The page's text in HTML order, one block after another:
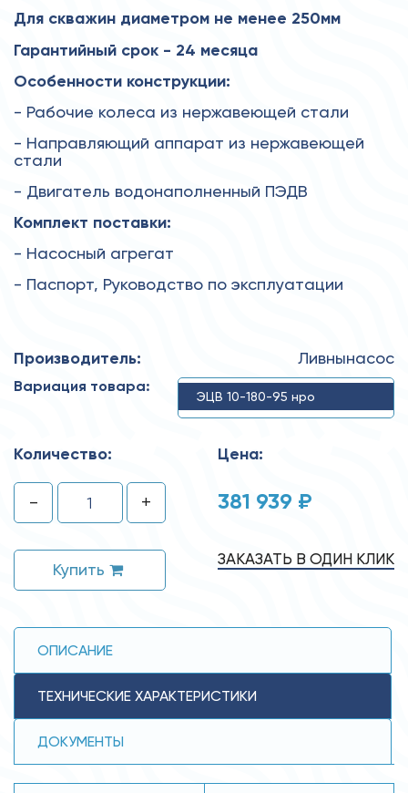
Для скважин диаметром не менее 250мм
Гарантийный срок - 24 месяца
Особенности конструкции:
- Рабочие колеса из нержавеющей стали
- Направляющий аппарат из нержавеющей
стали
- Двигатель водонаполненный ПЭДВ
Комплект поставки:
- Насосный агрегат
- Паспорт, Руководство по эксплуатации
Производитель: Ливнынасос
Вариация товара:
ЭЦВ 10-180-95 нро
Количество:
- +
Купить
Цена:
381 939 ₽
ЗАКАЗАТЬ В ОДИН КЛИК
ОПИСАНИЕ
ТЕХНИЧЕСКИЕ ХАРАКТЕРИСТИКИ
ДОКУМЕНТЫ